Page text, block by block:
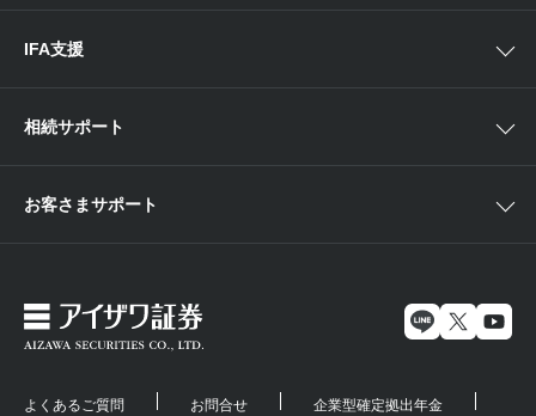
IFA支援
相続サポート
お客さまサポート
よくあるご質問 お問合せ 企業型確定拠出年金